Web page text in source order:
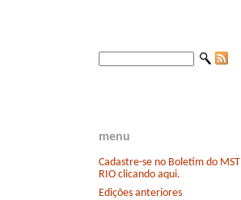
menu
Cadastre-se no Boletim do MST
RIO clicando aqui.
Edições anteriores